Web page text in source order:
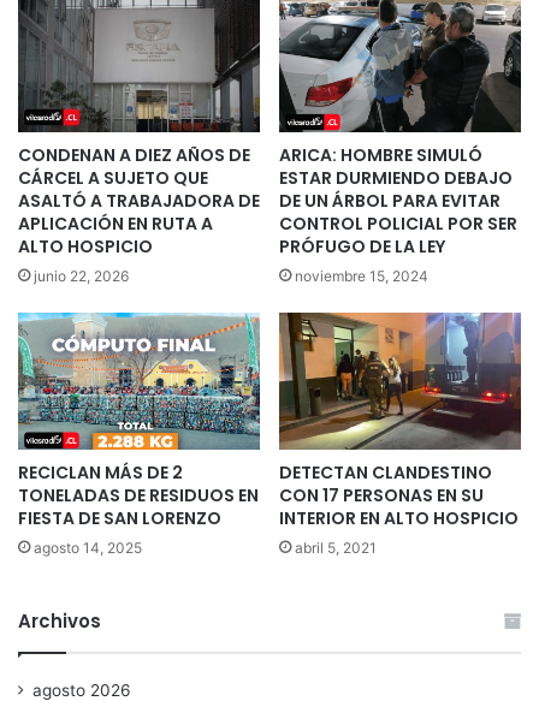
CONDENAN A DIEZ AÑOS DE
CÁRCEL A SUJETO QUE
ASALTÓ A TRABAJADORA DE
APLICACIÓN EN RUTA A
ALTO HOSPICIO
junio 22, 2026
ARICA: HOMBRE SIMULÓ
ESTAR DURMIENDO DEBAJO
DE UN ÁRBOL PARA EVITAR
CONTROL POLICIAL POR SER
PRÓFUGO DE LA LEY
noviembre 15, 2024
RECICLAN MÁS DE 2
TONELADAS DE RESIDUOS EN
FIESTA DE SAN LORENZO
agosto 14, 2025
DETECTAN CLANDESTINO
CON 17 PERSONAS EN SU
INTERIOR EN ALTO HOSPICIO
abril 5, 2021
Archivos
agosto 2026